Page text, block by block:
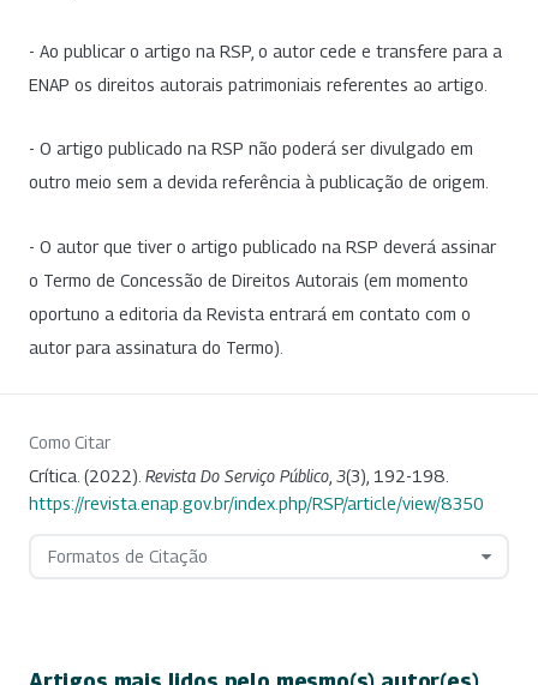
- Ao publicar o artigo na RSP, o autor cede e transfere para a
ENAP os direitos autorais patrimoniais referentes ao artigo.
- O artigo publicado na RSP não poderá ser divulgado em
outro meio sem a devida referência à publicação de origem.
- O autor que tiver o artigo publicado na RSP deverá assinar
o Termo de Concessão de Direitos Autorais (em momento
oportuno a editoria da Revista entrará em contato com o
autor para assinatura do Termo).
Como Citar
Crítica. (2022). Revista Do Serviço Público 3(3), 192-198.
https://revista.enap.gov.br/index.php/RSP/article/view/8350
Formatos de Citação